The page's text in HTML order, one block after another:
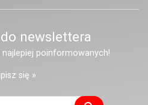
newslettera
najlepiej poinformowanych!
się »